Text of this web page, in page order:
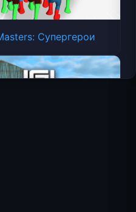
Супергерои